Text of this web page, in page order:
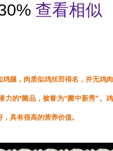
查看相似
腿，肉质似鸡丝而得名，并无鸡肉
力的*菌品，被誉为“菌中新秀”。鸡
具有很高的营养价值。